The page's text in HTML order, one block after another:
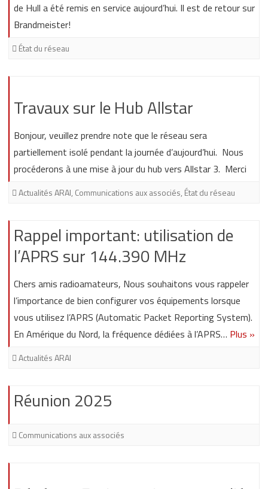
de Hull a été remis en service aujourd’hui. Il est de retour sur
Brandmeister!
État du réseau
Travaux sur le Hub Allstar
Bonjour, veuillez prendre note que le réseau sera
partiellement isolé pendant la journée d’aujourd’hui. Nous
procéderons à une mise à jour du hub vers Allstar 3. Merci
Actualités ARAI, Communications aux associés, État du réseau
Rappel important: utilisation de
l’APRS sur 144.390 MHz
Chers amis radioamateurs, Nous souhaitons vous rappeler
l’importance de bien configurer vos équipements lorsque
vous utilisez l’APRS (Automatic Packet Reporting System).
En Amérique du Nord, la fréquence dédiées à l’APRS… Plus »
Actualités ARAI
Réunion 2025
Communications aux associés